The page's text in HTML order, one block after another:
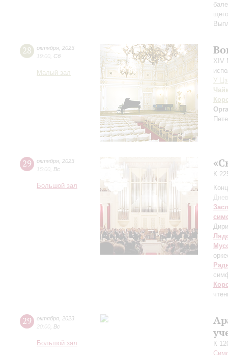
28 октября 2023
19:00 Сб
Малый зал
XIV
У
29 октября 2023
15:00 Вс
Большой зал
К
29 октября 2023
20:00 Вс
Большой зал
К